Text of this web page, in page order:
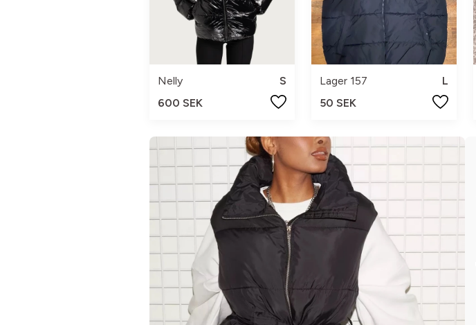
Nelly
S
600 SEK
Lager 157
L
50 SEK